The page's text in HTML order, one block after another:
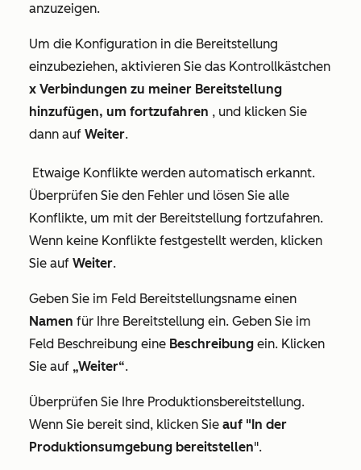
anzuzeigen.
Um die Konfiguration in die Bereitstellung
einzubeziehen, aktivieren Sie das Kontrollkästchen
x Verbindungen zu meiner Bereitstellung
hinzufügen, um fortzufahren , und klicken Sie
dann auf Weiter.
Etwaige Konflikte werden automatisch erkannt.
Überprüfen Sie den Fehler und lösen Sie alle
Konflikte, um mit der Bereitstellung fortzufahren.
Wenn keine Konflikte festgestellt werden, klicken
Sie auf Weiter.
Geben Sie im Feld Bereitstellungsname einen
Namen für Ihre Bereitstellung ein. Geben Sie im
Feld Beschreibung eine Beschreibung ein. Klicken
Sie auf „Weiter“.
Überprüfen Sie Ihre Produktionsbereitstellung.
Wenn Sie bereit sind, klicken Sie auf "In der
Produktionsumgebung bereitstellen".